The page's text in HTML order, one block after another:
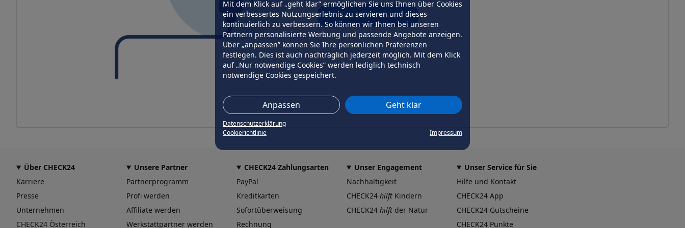
Mit dem Klick auf „geht klar” ermöglichen Sie uns Ihnen über Cookies
ein verbessertes Nutzungserlebnis zu servieren und dieses
kontinuierlich zu verbessern. So können wir Ihnen bei unseren
Partnern personalisierte Werbung und passende Angebote anzeigen.
Über „anpassen” können Sie Ihre persönlichen Präferenzen
festlegen. Dies ist auch nachträglich jederzeit möglich. Mit dem Klick
auf „Nur notwendige Cookies” werden lediglich technisch
notwendige Cookies gespeichert.
Anpassen Geht klar
Datenschutzerklärung
Cookierichtlinie
Impressum
erneut versuchen
Über CHECK24
Karriere
Presse
Unternehmen
CHECK24 Österreich
Unsere Partner
Partnerprogramm
Profi werden
Affiliate werden
Werkstattpartner werden
CHECK24 Zahlungsarten
PayPal
Kreditkarten
Sofortüberweisung
Rechnung
Unser Engagement
Nachhaltigkeit
CHECK24 hilft Kindern
CHECK24 hilft der Natur
Unser Service für Sie
Hilfe und Kontakt
CHECK24 App
CHECK24 Gutscheine
CHECK24 Punkte